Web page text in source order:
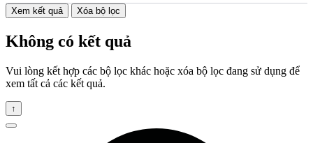
Xem kết quả Xóa bộ lọc
Không có kết quả
Vui lòng kết hợp các bộ lọc khác hoặc xóa bộ lọc đang sử dụng để
xem tất cả các kết quả.
↑
Đóng